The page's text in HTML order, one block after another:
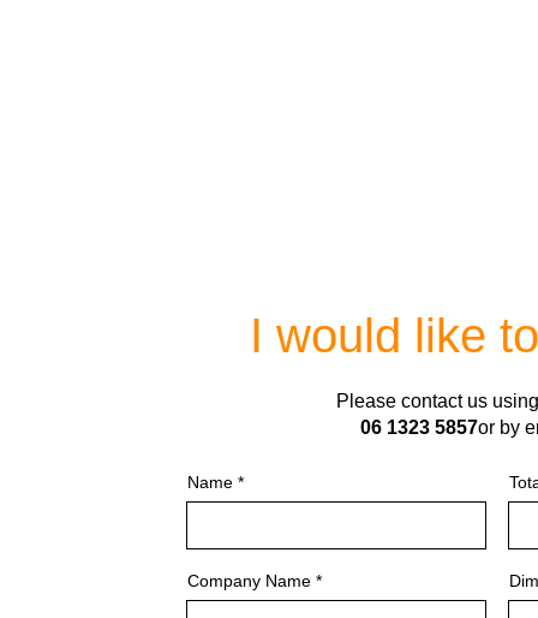
I would like
Please contact us
06 1323 5857or by
Name
Company Name